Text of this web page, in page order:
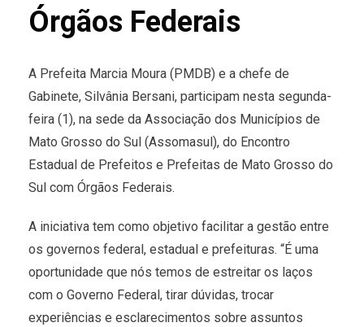
Órgãos Federais
A Prefeita Marcia Moura (PMDB) e a chefe de
Gabinete, Silvânia Bersani, participam nesta segunda-
feira (1), na sede da Associação dos Municípios de
Mato Grosso do Sul (Assomasul), do Encontro
Estadual de Prefeitos e Prefeitas de Mato Grosso do
Sul com Órgãos Federais.
A iniciativa tem como objetivo facilitar a gestão entre
os governos federal, estadual e prefeituras. “É uma
oportunidade que nós temos de estreitar os laços
com o Governo Federal, tirar dúvidas, trocar
experiências e esclarecimentos sobre assuntos